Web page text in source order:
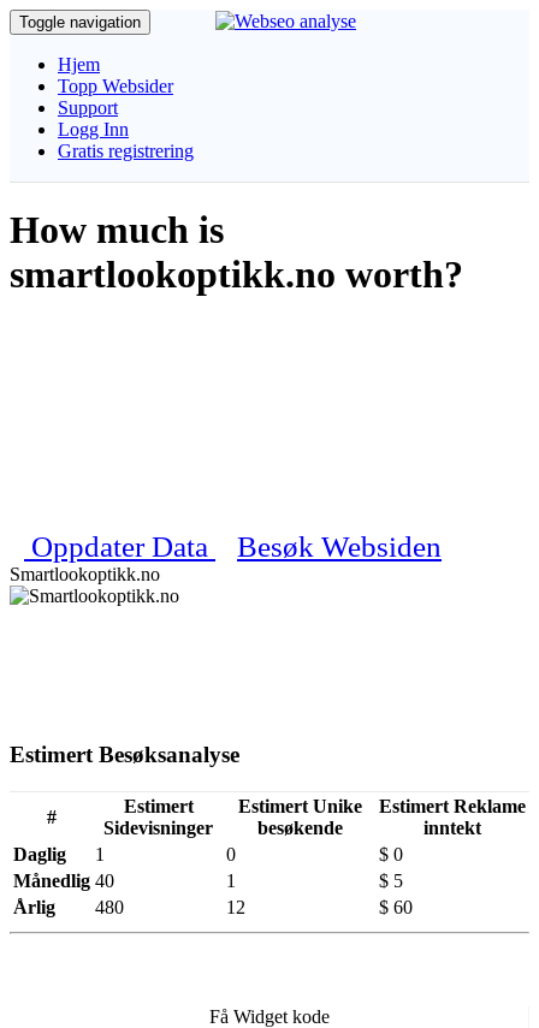
Toggle navigation
Hjem
Topp Websider
Support
Logg Inn
Gratis registrering
How much is
smartlookoptikk.no worth?
Oppdater Data Besøk Websiden
Smartlookoptikk.no
Estimert Besøksanalyse
#
Estimert
Sidevisninger
Estimert Unike
besøkende
Estimert Reklame
inntekt
Daglig
1 0
$ 0
Månedlig 40 1
$ 5
Årlig
480 12 $ 60
Få Widget kode